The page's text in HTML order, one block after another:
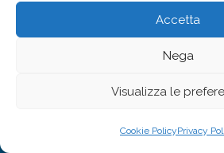
Accetta
Nega
Visualizza le
Cookie PolicyPrivacy